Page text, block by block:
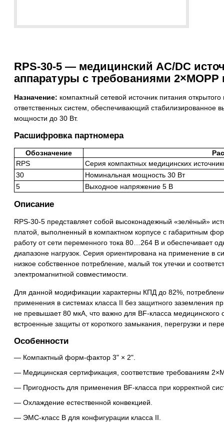
RPS-30-5 — медицинский AC/DC
аппаратуры с требованиями 2×MOPP
Назначение: компактный сетевой источник питания
ответственных систем, обеспечивающий стабилизированное
мощности до 30 Вт.
Расшифровка партномера
Обозначение
RPS
Серия компактных медицинских
30
Номинальная мощность 30 Вт
5
Выходное напряжение 5 В
Описание
RPS-30-5 представляет собой высоконадежный «зелёный»
платой, выполненный в компактном корпусе с габаритным
работу от сети переменного тока 80…264 В и обеспечивает
диапазоне нагрузок. Серия ориентирована на применение в
низкое собственное потребление, малый ток утечки и
электромагнитной совместимости.
Для данной модификации характерны КПД до 82%,
применения в системах класса II без защитного заземления
не превышает 80 мкА, что важно для BF-класса медицинского
встроенные защиты от короткого замыкания, перегрузки и
Особенности
Компактный форм-фактор 3" × 2".
Медицинская сертификация, соответствие требованиям
Пригодность для применения BF-класса при корректной
Охлаждение естественной конвекцией.
ЭМС-класс B для конфигурации класса II.